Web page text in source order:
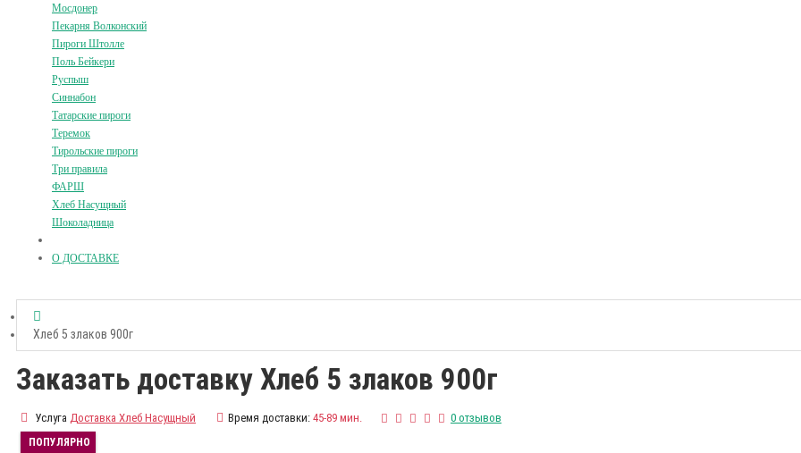
Мосдонер
Пекарня Волконский
Пироги Штолле
Поль Бейкери
Руспыш
Синнабон
Татарские пироги
Теремок
Тирольские пироги
Три правила
ФАРШ
Хлеб Насущный
Шоколадница
О ДОСТАВКЕ
Хлеб 5 злаков 900г
Заказать доставку Хлеб 5 злаков 900г
Услуга Доставка Хлеб Насущный Время доставки: 45-89 мин. 0 отзывов
ПОПУЛЯРНО